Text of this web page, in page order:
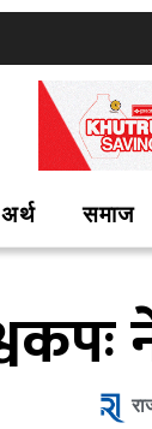
अर्थ समाज